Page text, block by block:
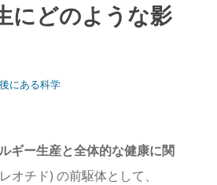
にどのような影
にある科学
ギー生産と全体的な健康に関
オチド) の前駆体として、